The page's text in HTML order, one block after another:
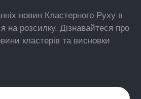
новин Кластерного Руху в
на розсилку. Дізнавайтеся про
кластерів та висновки